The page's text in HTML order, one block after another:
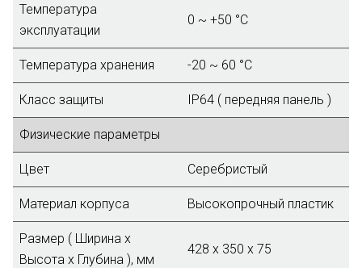
Температура
эксплуатации
0 ~ +50 °C
Температура хранения -20 ~ 60 °C
Класс защиты IP64 ( передняя панель )
Физические параметры
Цвет Серебристый
Материал корпуса Высокопрочный пластик
Размер ( Ширина х
Высота х Глубина ), мм
428 х 350 х 75